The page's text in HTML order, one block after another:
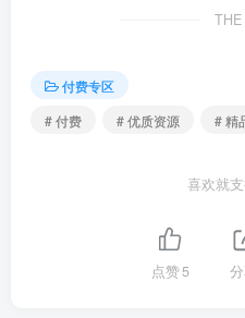
| ├──2023下半年-软考高级-
| ├──2023下半年-软考高级-
| ├──2023下半年-软考高级-
| ├──2023下半年-软考高级-
| ├──环球石慧珠老师.202305.软
| | ├──案例论文专项
付费专区
# 付费
# 优质资源 # 精
喜欢就
点赞5